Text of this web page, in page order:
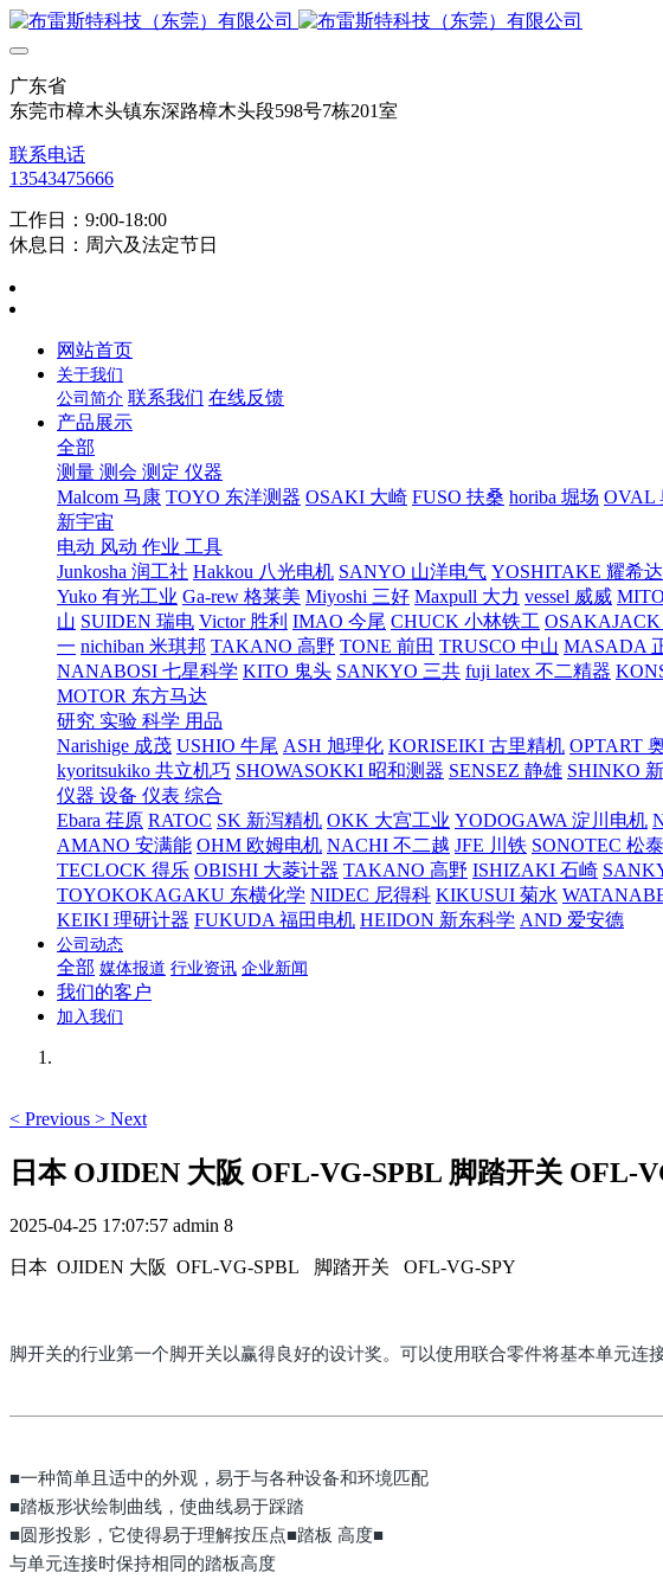
广东省
东莞市樟木头镇东深路樟木头段598号7栋201室
联系电话
13543475666
工作日：9:00-18:00
休息日：周六及法定节日
网站首页
关于我们
公司简介 联系我们 在线反馈
产品展示
全部
测量 测会 测定 仪器
Malcom 马康 TOYO 东洋测器 OSAKI 大崎 FUSO 扶桑 horiba 堀场 OVAL
新宇宙
电动 风动 作业 工具
Junkosha 润工社 Hakkou 八光电机 SANYO 山洋电气 YOSHITAKE 耀希
Yuko 有光工业 Ga-rew 格莱美 Miyoshi 三好 Maxpull 大力 vessel 威威
山 SUIDEN 瑞电 Victor 胜利 IMAO 今尾 CHUCK 小林铁工
一 nichiban 米琪邦 TAKANO 高野 TONE 前田 TRUSCO 中山 MASADA
NANABOSI 七星科学 KITO 鬼头 SANKYO 三共 fuji latex 不二精器
MOTOR 东方马达
研究 实验 科学 用品
Narishige 成茂 USHIO 牛尾 ASH 旭理化 KORISEIKI 古里精机 OPTART
kyoritsukiko 共立机巧 SHOWASOKKI 昭和测器 SENSEZ 静雄 SHINKO
仪器 设备 仪表 综合
Ebara 荏原 RATOC SK 新泻精机 OKK 大宫工业 YODOGAWA 淀川电机
AMANO 安满能 OHM 欧姆电机 NACHI 不二越 JFE 川铁 SONOTEC 松
TECLOCK 得乐 OBISHI 大菱计器 TAKANO 高野 ISHIZAKI 石崎
TOYOKOKAGAKU 东横化学 NIDEC 尼得科 KIKUSUI 菊水
KEIKI 理研计器 FUKUDA 福田电机 HEIDON 新东科学 AND 爱安德
公司动态
全部 媒体报道 行业资讯 企业新闻
我们的客户
加入我们
< Previous > Next
日本 OJIDEN 大阪 OFL-VG-SPBL 脚踏开关 OFL-
2025-04-25 17:07:57 admin 8
日本 OJIDEN 大阪 OFL-VG-SPBL 脚踏开关 OFL-VG-SPY
脚开关的行业第一个脚开关以赢得良好的设计奖。可以使用联合零件将基本单元连
■一种简单且适中的外观，易于与各种设备和环境匹配
■踏板形状绘制曲线，使曲线易于踩踏
■圆形投影，它使得易于理解按压点■踏板 高度■
与单元连接时保持相同的踏板高度